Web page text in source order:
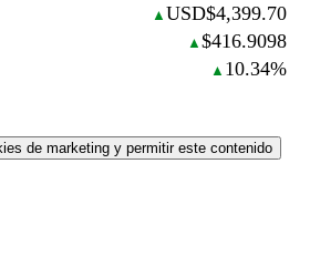
▲ USD$4,399.70
▲ $416.9098
▲ 10.34%
de marketing y permitir este contenido